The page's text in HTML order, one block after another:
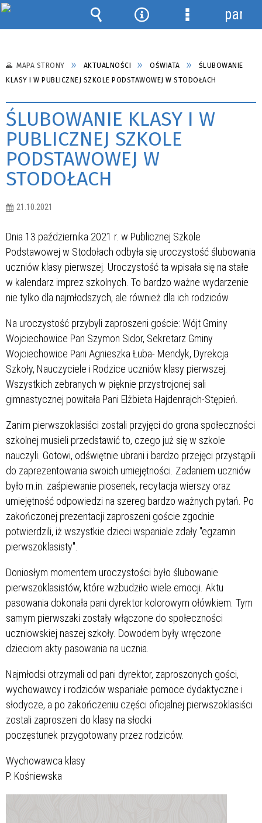
MAPA STRONY AKTUALNOŚCI OŚWIATA
ŚLUBOWANIE
KLASY I W PUBLICZNEJ SZKOLE PODSTAWOWEJ W STODOŁACH
ŚLUBOWANIE KLASY I W
PUBLICZNEJ SZKOLE
PODSTAWOWEJ W
STODOŁACH
21.10.2021
Dnia 13 października 2021 r. w Publicznej Szkole
Podstawowej w Stodołach odbyła się uroczystość ślubowania
uczniów klasy pierwszej. Uroczystość ta wpisała się na stałe
w kalendarz imprez szkolnych. To bardzo ważne wydarzenie
nie tylko dla najmłodszych, ale również dla ich rodziców.
Na uroczystość przybyli zaproszeni goście: Wójt Gminy
Wojciechowice Pan Szymon Sidor, Sekretarz Gminy
Wojciechowice Pani Agnieszka Łuba- Mendyk, Dyrekcja
Szkoły, Nauczyciele i Rodzice uczniów klasy pierwszej.
Wszystkich zebranych w pięknie przystrojonej sali
gimnastycznej powitała Pani Elżbieta Hajdenrajch-Stępień.
Zanim pierwszoklasiści zostali przyjęci do grona społeczności
szkolnej musieli przedstawić to, czego już się w szkole
nauczyli. Gotowi, odświętnie ubrani i bardzo przejęci przystąpili
do zaprezentowania swoich umiejętności. Zadaniem uczniów
było m.in. zaśpiewanie piosenek, recytacja wierszy oraz
umiejętność odpowiedzi na szereg bardzo ważnych pytań. Po
zakończonej prezentacji zaproszeni goście zgodnie
potwierdzili, iż wszystkie dzieci wspaniale zdały "egzamin
pierwszoklasisty".
Doniosłym momentem uroczystości było ślubowanie
pierwszoklasistów, które wzbudziło wiele emocji. Aktu
pasowania dokonała pani dyrektor kolorowym ołówkiem. Tym
samym pierwszaki zostały włączone do społeczności
uczniowskiej naszej szkoły. Dowodem były wręczone
dzieciom akty pasowania na ucznia.
Najmłodsi otrzymali od pani dyrektor, zaproszonych gości,
wychowawcy i rodziców wspaniałe pomoce dydaktyczne i
słodycze, a po zakończeniu części oficjalnej pierwszoklasiści
zostali zaproszeni do klasy na słodki
poczęstunek przygotowany przez rodziców.
Wychowawca klasy
P. Kośniewska
Wyszukiwarka
NarzędziaMenu
panel